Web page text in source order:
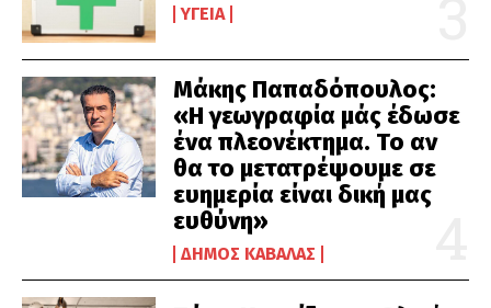
ΥΓΕΊΑ
Μάκης Παπαδόπουλος:
«Η γεωγραφία μάς έδωσε
ένα πλεονέκτημα. Το αν
θα το μετατρέψουμε σε
ευημερία είναι δική μας
ευθύνη»
ΔΉΜΟΣ ΚΑΒΆΛΑΣ